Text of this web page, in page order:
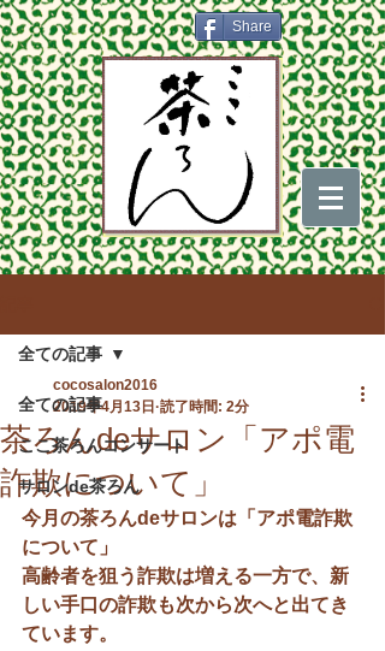
Share
全ての記事
ここ茶ろんコンサート
サロンde茶ろん
全ての記事
茶ろんdeサロン「アポ電
詐欺について」
cocosalon2016
2019年4月13日 読了時間: 2分
今月の茶ろんdeサロンは「アポ電詐欺
について」
高齢者を狙う詐欺は増える一方で、新
しい手口の詐欺も次から次へと出てき
ています。